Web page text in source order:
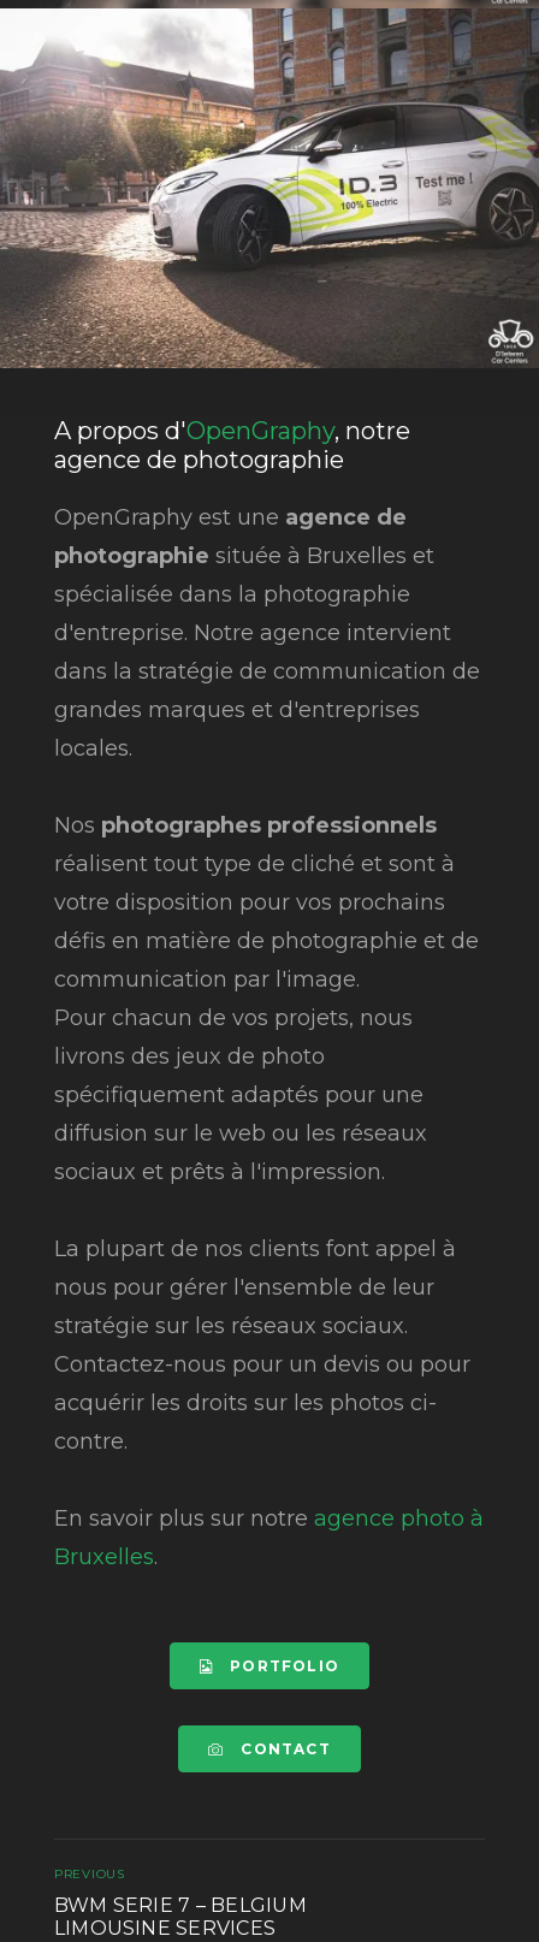
A propos d'OpenGraphy, notre
agence de photographie
OpenGraphy est une agence de
photographie située à Bruxelles et
spécialisée dans la photographie
d'entreprise. Notre agence intervient
dans la stratégie de communication de
grandes marques et d'entreprises
locales.
Nos photographes professionnels
réalisent tout type de cliché et sont à
votre disposition pour vos prochains
défis en matière de photographie et de
communication par l'image.
Pour chacun de vos projets, nous
livrons des jeux de photo
spécifiquement adaptés pour une
diffusion sur le web ou les réseaux
sociaux et prêts à l'impression.
La plupart de nos clients font appel à
nous pour gérer l'ensemble de leur
stratégie sur les réseaux sociaux.
Contactez-nous pour un devis ou pour
acquérir les droits sur les photos ci-
contre.
En savoir plus sur notre agence photo à
Bruxelles.
PORTFOLIO
CONTACT
PREVIOUS
BWM SERIE 7 – BELGIUM
LIMOUSINE SERVICES